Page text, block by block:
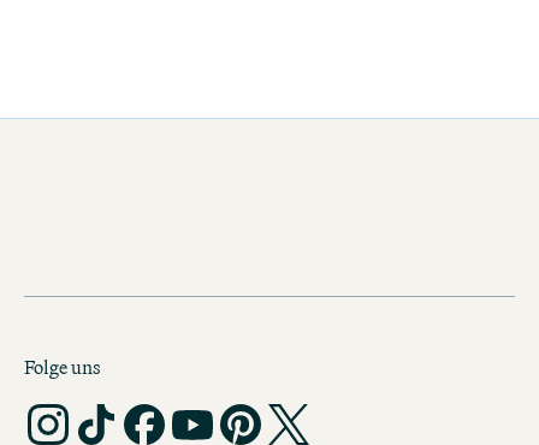
Folge uns